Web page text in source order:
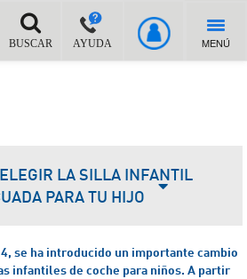
BUSCAR AYUDA MENÚ
LA SILLA INFANTIL
PARA TU HIJO
se ha introducido un importante cambio
infantiles de coche para niños. A partir